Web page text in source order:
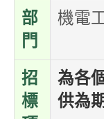
部
門
機電
招
標
為各
供為